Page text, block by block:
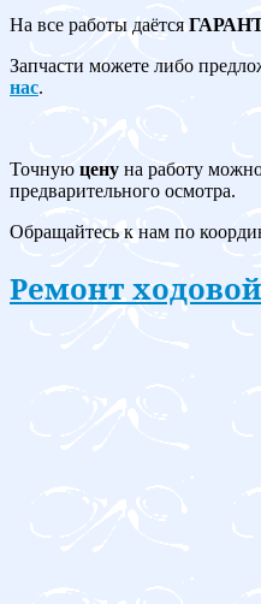
На все работы даётся
Запчасти можете либо
нас.
Точную цену на работу
предварительного осмотра.
Обращайтесь к нам по
Ремонт ходовой